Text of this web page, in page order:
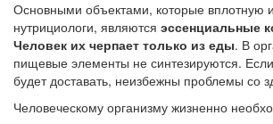
Основными объектами, которые вплотную
нутрициологи, являются эссенциальные
Человек их черпает только из еды. В
пищевые элементы не синтезируются.
будет доставать, неизбежны проблемы со
Человеческому организму жизненно